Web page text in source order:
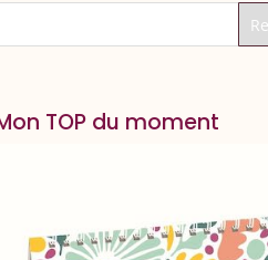
TOP du moment